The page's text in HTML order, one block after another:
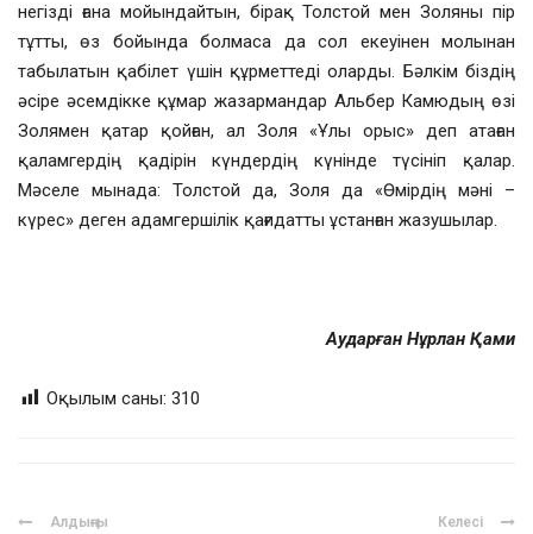
негізді ғана мойындайтын, бірақ Толстой мен Золяны пір
тұтты, өз бойында болмаса да сол екеуінен молынан
табылатын қабілет үшін құрметтеді оларды. Бәлкім біздің
әсіре әсемдікке құмар жазармандар Альбер Камюдың өзі
Золямен қатар қойған, ал Золя «Ұлы орыс» деп атаған
қаламгердің қадірін күндердің күнінде түсініп қалар.
Мәселе мынада: Толстой да, Золя да «Өмірдің мәні –
күрес» деген адамгершілік қағидатты ұстанған жазушылар.
Аударған Нұрлан Қами
Оқылым саны: 310
Алдыңғы Келесі